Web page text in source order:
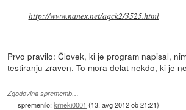
http://www.nanex.net/aqck2/3525.html
Prvo pravilo: Človek, ki je program napisal,
testiranju zraven. To mora delat nekdo, ki je
Zgodovina sprememb…
spremenilo:krneki0001 (13. avg 2012 ob 21:21)